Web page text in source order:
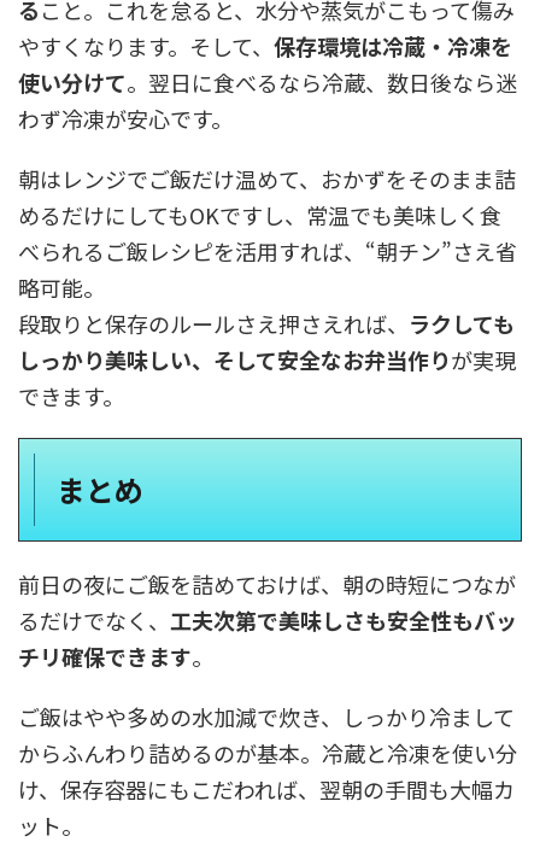
ること。これを怠ると、水分や蒸気がこもって傷み
やすくなります。そして、 保存環境は冷蔵・冷凍を
使い分けて。翌日に食べるなら冷蔵、数日後なら迷
わず冷凍が安心です。
朝はレンジでご飯だけ温めて、おかずをそのまま詰
めるだけにしてもOKですし、常温でも美味しく食
べられるご飯レシピを活用すれば、“朝チン”さえ省
略可能。
段取りと保存のルールさえ押さえれば、 ラクしても
しっかり美味しい、そして安全なお弁当作りが実現
できます。
まとめ
前日の夜にご飯を詰めておけば、朝の時短につなが
るだけでなく、 工夫次第で美味しさも安全性もバッ
チリ確保できます。
ご飯はやや多めの水加減で炊き、しっかり冷まして
からふんわり詰めるのが基本。冷蔵と冷凍を使い分
け、保存容器にもこだわれば、翌朝の手間も大幅カ
ット。